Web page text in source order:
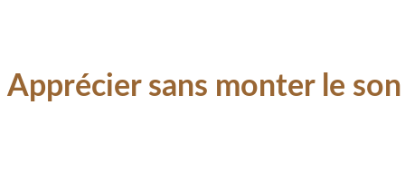
Apprécier sans monter le son